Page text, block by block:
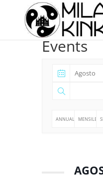
Events
ANNUALE MENSILE